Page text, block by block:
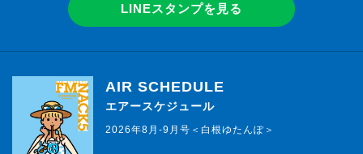
LINEスタンプを見る
AIR SCHEDULE
エアースケジュール
2026年8月-9月号＜白根ゆたんぽ＞